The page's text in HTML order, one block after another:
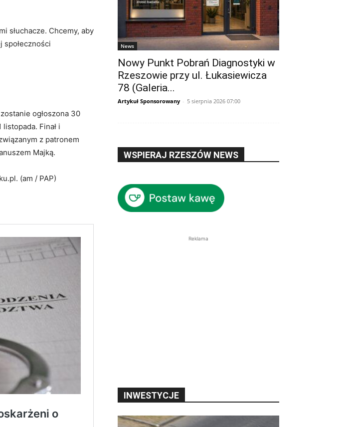
słuchacze. Chcemy, aby
społeczności
ogłoszona 30
Finał i
z patronem
Majką.
(am / PAP)
News
Nowy Punkt Pobrań Diagnostyki w
Rzeszowie przy ul. Łukasiewicza
78 (Galeria...
Artykuł Sponsorowany - 5 sierpnia 2026 07:00
WSPIERAJ RZESZÓW NEWS
Reklama
INWESTYCJE